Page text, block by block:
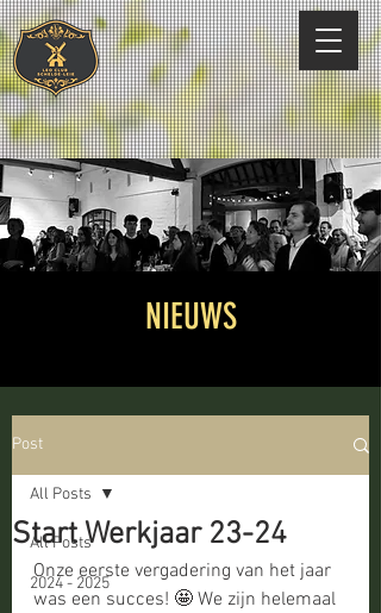
NIEUWS
Post
All Posts
2024 - 2025
All Posts
Start Werkjaar 23-24
Onze eerste vergadering van het jaar
was een succes! 🤩 We zijn helemaal